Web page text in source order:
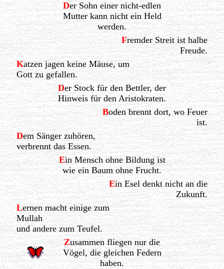
Der Sohn einer nicht-edlen
Mutter kann nicht ein Held
werden.
Fremder Streit ist halbe
Freude.
Katzen jagen keine Mäuse, um
Gott zu gefallen.
Der Stock für den Bettler, der
Hinweis für den Aristokraten.
Boden brennt dort, wo Feuer
ist.
Dem Sänger zuhören,
verbrennt das Essen.
Ein Mensch ohne Bildung ist
wie ein Baum ohne Frucht.
Ein Esel denkt nicht an die
Zukunft.
Lernen macht einige zum
Mullah
und andere zum Teufel.
Zusammen fliegen nur die
Vögel, die gleichen Federn
haben.